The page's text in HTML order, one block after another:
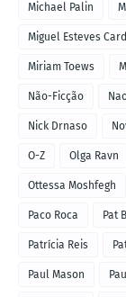
Michael Palin
Miguel Esteves
Miriam Toews
Não-Ficção
Nick Drnaso
O-Z Olga Ravn
Ottessa Moshfegh
Paco Roca Pat
Patrícia Reis
Paul Mason